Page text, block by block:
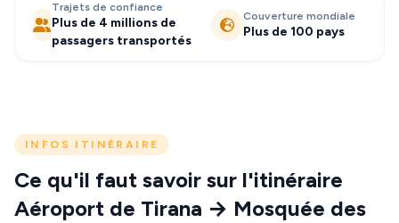
Trajets de confiance
Plus de 4 millions de
passagers transportés
Couverture mondiale
Plus de 100 pays
INFOS ITINÉRAIRE
Ce qu'il faut savoir sur l'itinéraire
Aéroport de Tirana → Mosquée des